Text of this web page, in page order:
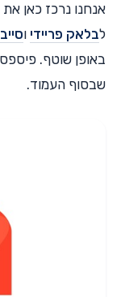
אנחנו נרכז כאן
לבלאק פריידי ו
באופן שוטף.
שבסוף העמוד.